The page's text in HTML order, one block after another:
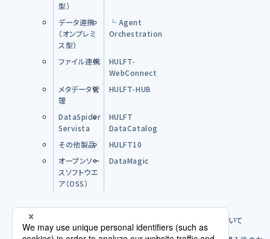
型）
データ連携
（オンプレミ
ス型）
└ Agent
Orchestration
ファイル連携
HULFT-
WebConnect
メタデータ管
理
HULFT-HUB
DataSpider
Servista
HULFT
DataCatalog
その他製品
HULFT10
オープンソー
スソフトウエ
ア（OSS）
DataMagic
購入前のFAQ 製品のご購入方法について